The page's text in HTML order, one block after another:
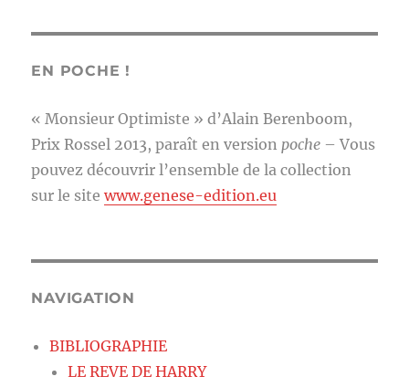
EN POCHE !
« Monsieur Optimiste » d’Alain Berenboom,
Prix Rossel 2013, paraît en version poche – Vous
pouvez découvrir l’ensemble de la collection
sur le sitewww.genese-edition.eu
NAVIGATION
BIBLIOGRAPHIE
LE REVE DE HARRY